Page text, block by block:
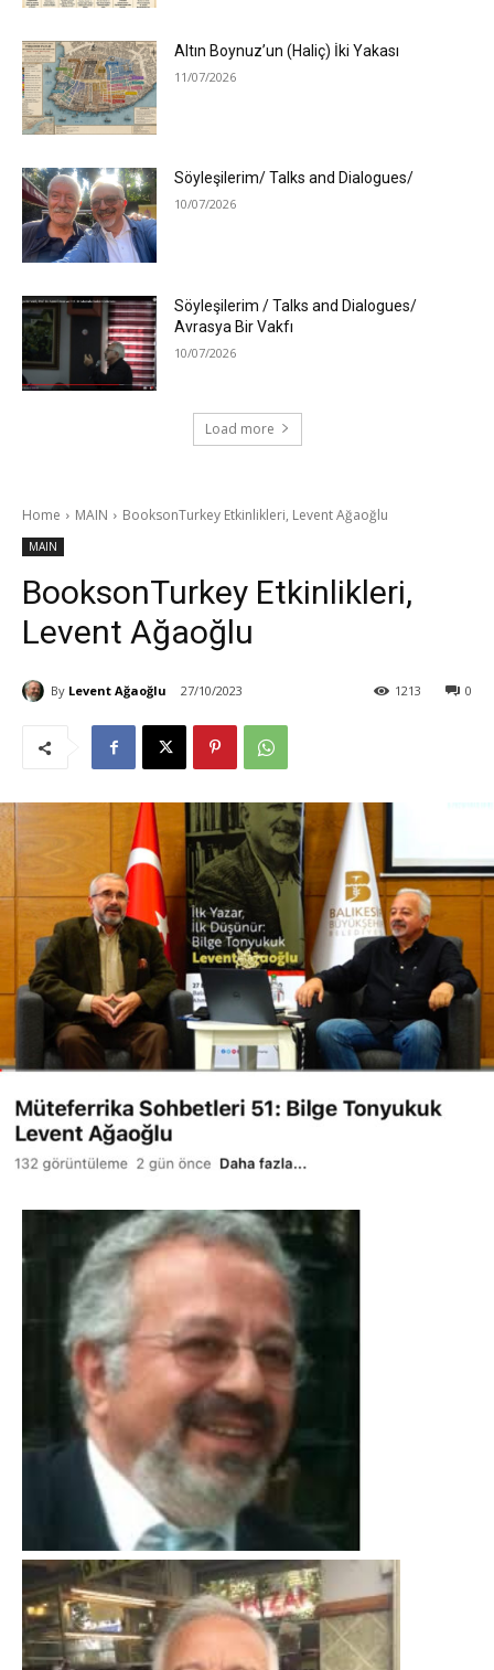
Altın Boynuz’un (Haliç) İki Yakası
11/07/2026
Söyleşilerim/ Talks and Dialogues/
10/07/2026
Söyleşilerim / Talks and Dialogues/
Avrasya Bir Vakfı
10/07/2026
Load more